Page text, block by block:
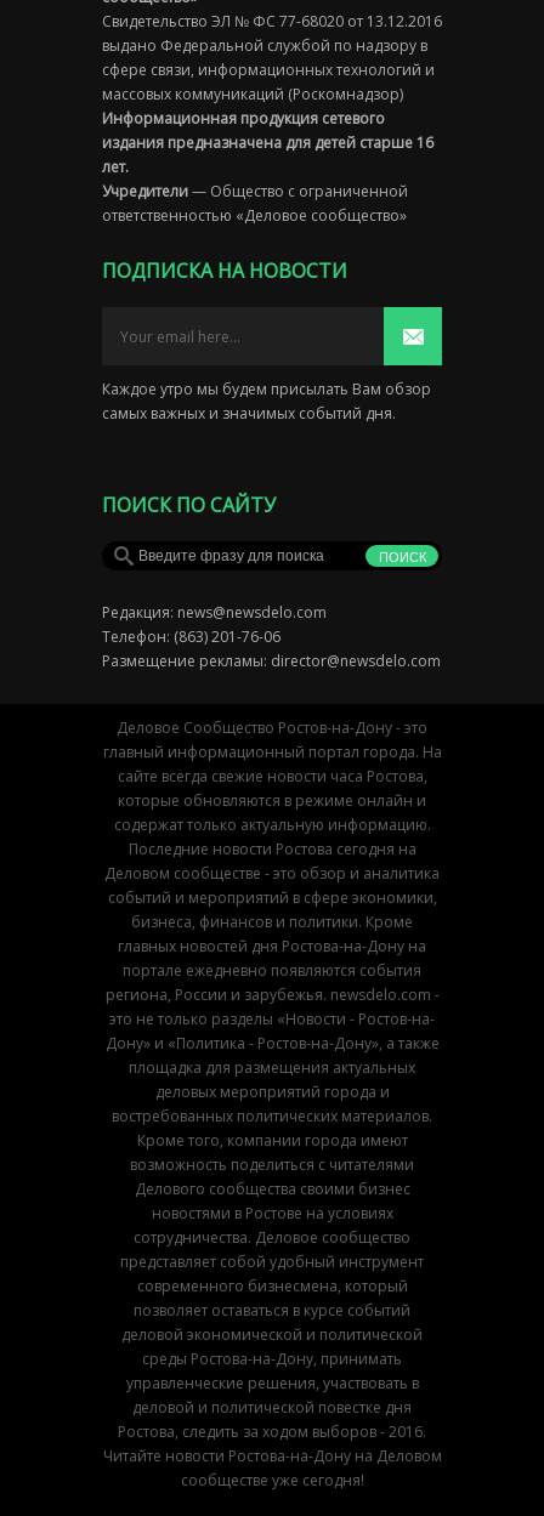
Свидетельство ЭЛ № ФС 77-68020 от 13.12.2016
выдано Федеральной службой по надзору в
сфере связи, информационных технологий и
массовых коммуникаций (Роскомнадзор)
Информационная продукция сетевого
издания предназначена для детей старше 16
лет.
Учредители— Общество с ограниченной
ответственностью «Деловое сообщество»
ПОДПИСКА НА НОВОСТИ
Каждое утро мы будем присылать Вам обзор
самых важных и значимых событий дня.
ПОИСК ПО САЙТУ
Редакция: news@newsdelo.com
Телефон: (863) 201-76-06
Размещение рекламы: director@newsdelo.com
Деловое Сообщество Ростов-на-Дону - это
главный информационный портал города. На
сайте всегда свежие новости часа Ростова,
которые обновляются в режиме онлайн и
содержат только актуальную информацию.
Последние новости Ростова сегодня на
Деловом сообществе - это обзор и аналитика
событий и мероприятий в сфере экономики,
бизнеса, финансов и политики. Кроме
главных новостей дня Ростова-на-Дону на
портале ежедневно появляются события
региона, России и зарубежья. newsdelo.com -
это не только разделы «Новости - Ростов-на-
Дону» и «Политика - Ростов-на-Дону», а также
площадка для размещения актуальных
деловых мероприятий города и
востребованных политических материалов.
Кроме того, компании города имеют
возможность поделиться с читателями
Делового сообщества своими бизнес
новостями в Ростове на условиях
сотрудничества. Деловое сообщество
представляет собой удобный инструмент
современного бизнесмена, который
позволяет оставаться в курсе событий
деловой экономической и политической
среды Ростова-на-Дону, принимать
управленческие решения, участвовать в
деловой и политической повестке дня
Ростова, следить за ходом выборов - 2016.
Читайте новости Ростова-на-Дону на Деловом
сообществе уже сегодня!